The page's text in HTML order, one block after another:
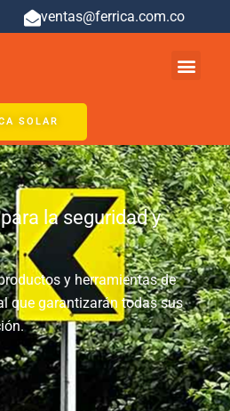
ventas@ferrica.com.co
SOLAR
la seguridad y
y herramientas de
que garantizarán todas sus